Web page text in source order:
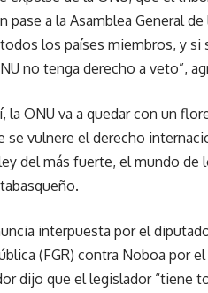
pase a la Asamblea General
los países miembros, y si
no tenga derecho a veto”,
la ONU va a quedar con un
se vulnere el derecho
del más fuerte, el mundo
interpuesta por el
(FGR) contra Noboa por
dijo que el legislador “tiene